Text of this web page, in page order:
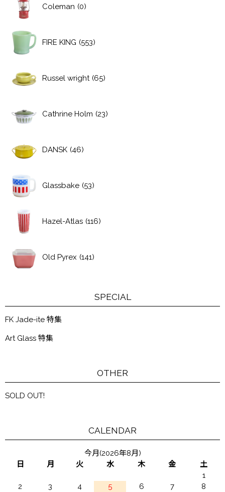
Coleman (0)
FIRE KING (553)
Russel wright (65)
Cathrine Holm (23)
DANSK (46)
Glassbake (53)
Hazel-Atlas (116)
Old Pyrex (141)
SPECIAL
FK Jade-ite 特集
Art Glass 特集
OTHER
SOLD OUT!
CALENDAR
今月(2026年8月)
日
月 火 水 木 金
土
1
2
3 4 5 6 7
8